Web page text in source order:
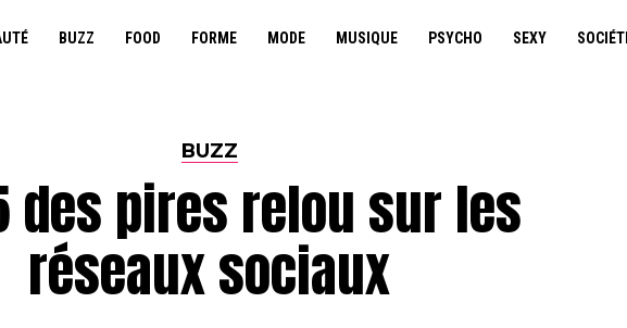
BUZZ FOOD FORME MODE MUSIQUE PSYCHO SEXY
BUZZ
des pires relou sur les
réseaux sociaux